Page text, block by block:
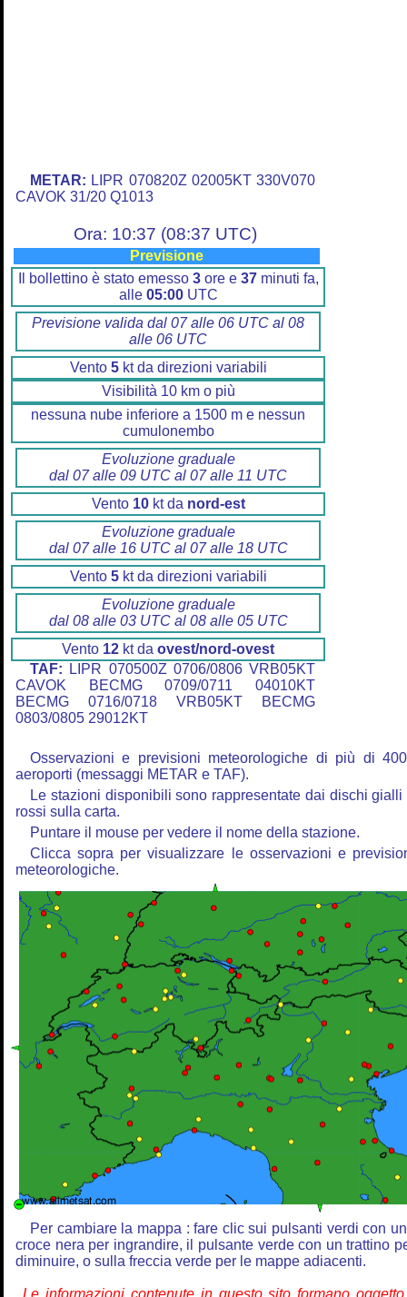
METAR: LIPR 070820Z 02005KT 330V070
CAVOK 31/20 Q1013
Ora: 10:37 (08:37 UTC)
Previsione
Il bollettino è stato emesso 3ore e 37minuti fa,
alle 05:00UTC
Previsione valida dal 07 alle 06 UTC al 08
alle 06 UTC
Vento 5kt da direzioni variabili
Visibilità 10 km o più
nessuna nube inferiore a 1500 m e nessun
cumulonembo
Evoluzione graduale
dal 07 alle 09 UTC al 07 alle 11 UTC
Vento 10kt da nord-est
Evoluzione graduale
dal 07 alle 16 UTC al 07 alle 18 UTC
Vento 5kt da direzioni variabili
Evoluzione graduale
dal 08 alle 03 UTC al 08 alle 05 UTC
Vento 12 kt da ovest/nord-ovest
TAF: LIPR 070500Z 0706/0806 VRB05KT
CAVOK BECMG 0709/0711 04010KT
BECMG 0716/0718 VRB05KT BECMG
0803/0805 29012KT
Osservazioni e previsioni meteorologiche di più di
aeroporti (messaggi METAR e TAF).
Le stazioni disponibili sono rappresentate dai dischi gialli
rossi sulla carta.
Puntare il mouse per vedere il nome della stazione.
Clicca sopra per visualizzare le osservazioni e
meteorologiche.
Per cambiare la mappa : fare clic sui pulsanti verdi con
croce nera per ingrandire, il pulsante verde con un trattino
diminuire, o sulla freccia verde per le mappe adiacenti.